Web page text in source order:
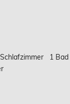
1 Bad